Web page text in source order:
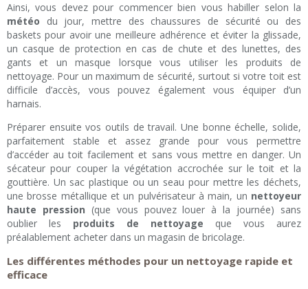
Ainsi, vous devez pour commencer bien vous habiller selon la
météo du jour, mettre des chaussures de sécurité ou des
baskets pour avoir une meilleure adhérence et éviter la glissade,
un casque de protection en cas de chute et des lunettes, des
gants et un masque lorsque vous utiliser les produits de
nettoyage. Pour un maximum de sécurité, surtout si votre toit est
difficile d’accès, vous pouvez également vous équiper d’un
harnais.
Préparer ensuite vos outils de travail. Une bonne échelle, solide,
parfaitement stable et assez grande pour vous permettre
d’accéder au toit facilement et sans vous mettre en danger. Un
sécateur pour couper la végétation accrochée sur le toit et la
gouttière. Un sac plastique ou un seau pour mettre les déchets,
une brosse métallique et un pulvérisateur à main, un nettoyeur
haute pression (que vous pouvez louer à la journée) sans
oublier les produits de nettoyage que vous aurez
préalablement acheter dans un magasin de bricolage.
Les différentes méthodes pour un nettoyage rapide et
efficace